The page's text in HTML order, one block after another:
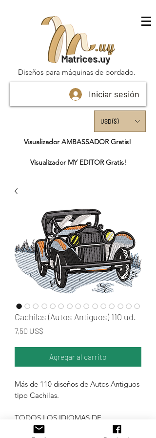
Matrices.uy
Diseños para máquinas de bordado.
Iniciar sesión
USD ($)
Visualizador AMBASSADOR Gratis!
Visualizador MY EDITOR Gratis!
Cachilas (Autos Antiguos) 110 ud.
7,50 US$
Agregar al carrito
Más de 110 diseños de Autos Antiguos
tipo Cachilas.
TODOS LOS IDIOMAS DE
MAQUINAS DE BORDADO.